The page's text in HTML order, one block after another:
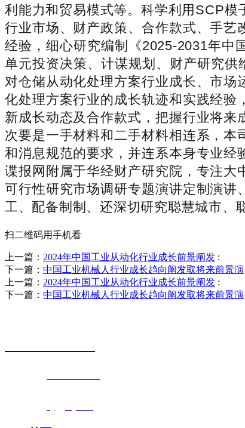
利能力和贸易模式等。科学利用SCP
行业市场、财产政策、合作款式、手
经验，细心研究编制《2025-2031年中
单元投资决策、计谋规划、财产研究供
对仓储从动化处理方案行业成长、市
化处理方案行业的成长轨迹和实践经
新成长动态及合作款式，把握行业将
次要是一手材料和二手材料相连系，
和消息规范的要求，并连系本身专业
谍报网附属于华经财产研究院，专注
可行性研究市场调研专题演讲定制演
工、配备制制、还深切研究聪慧城市、
扫二维码用手机看
上一篇： 2024年中国工业从动化行业成长前景阐发 :
下一篇： 中国工业机械人行业成长趋向阐发取将来前景演
上一篇： 2024年中国工业从动化行业成长前景阐发 :
下一篇： 中国工业机械人行业成长趋向阐发取将来前景演